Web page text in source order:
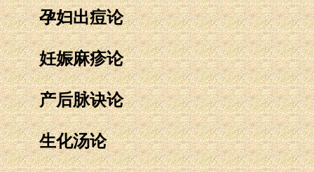
孕妇出痘论
妊娠麻疹论
产后脉诀论
生化汤论